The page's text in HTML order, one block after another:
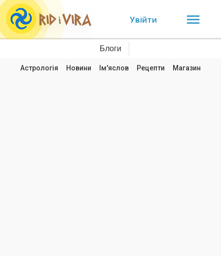
Увійти
Блоги
Астрологія Новини Ім'яслов Рецепти Магазин